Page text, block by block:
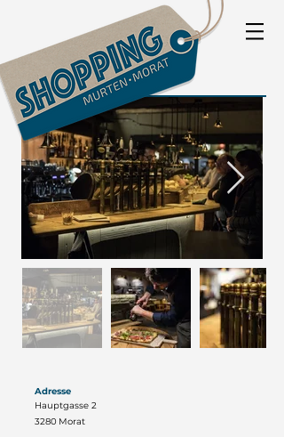
Adresse
Morat
3280
Hauptgasse 2